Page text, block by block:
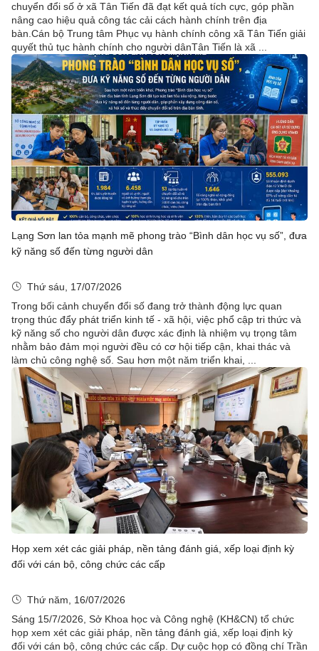
chuyển đổi số ở xã Tân Tiến đã đạt kết quả tích cực, góp phần
nâng cao hiệu quả công tác cải cách hành chính trên địa
bàn.Cán bộ Trung tâm Phục vụ hành chính công xã Tân Tiến giải
quyết thủ tục hành chính cho người dânTân Tiến là xã ...
Lạng Sơn lan tỏa mạnh mẽ phong trào “Bình dân học vụ số”, đưa
kỹ năng số đến từng người dân
Thứ sáu, 17/07/2026
Trong bối cảnh chuyển đổi số đang trở thành động lực quan
trọng thúc đẩy phát triển kinh tế - xã hội, việc phổ cập tri thức và
kỹ năng số cho người dân được xác định là nhiệm vụ trọng tâm
nhằm bảo đảm mọi người đều có cơ hội tiếp cận, khai thác và
làm chủ công nghệ số. Sau hơn một năm triển khai, ...
Họp xem xét các giải pháp, nền tảng đánh giá, xếp loại định kỳ
đối với cán bộ, công chức các cấp
Thứ năm, 16/07/2026
Sáng 15/7/2026, Sở Khoa học và Công nghệ (KH&CN) tổ chức
họp xem xét các giải pháp, nền tảng đánh giá, xếp loại định kỳ
đối với cán bộ, công chức các cấp. Dự cuộc họp có đồng chí Trần